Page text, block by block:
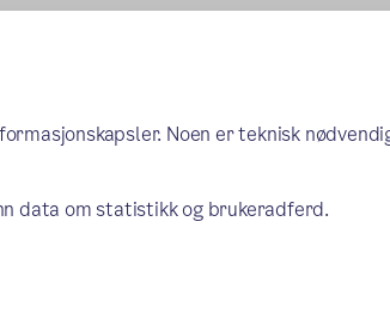
Noen er teknisk
data om statistikk og brukeradferd.